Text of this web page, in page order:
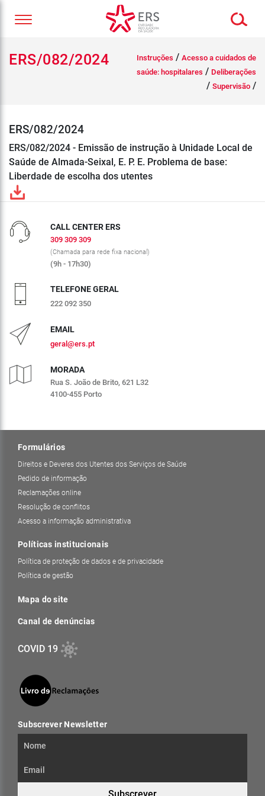
ERS/082/2024 Instruções / Acesso a cuidados de
saúde: hospitalares / Deliberações
/ Supervisão /
ERS/082/2024
ERS/082/2024 - Emissão de instrução à Unidade Local de
Saúde de Almada-Seixal, E. P. E. Problema de base:
Liberdade de escolha dos utentes
CALL CENTER ERS
309 309 309
(Chamada para rede fixa nacional)
(9h - 17h30)
TELEFONE GERAL
222 092 350
EMAIL
geral@ers.pt
MORADA
Rua S. João de Brito, 621 L32
4100-455 Porto
Formulários
Direitos e Deveres dos Utentes dos Serviços de Saúde
Pedido de informação
Reclamações online
Resolução de conflitos
Acesso a informação administrativa
Políticas institucionais
Política de proteção de dados e de privacidade
Política de gestão
Mapa do site
Canal de denúncias
COVID 19
Subscrever Newsletter